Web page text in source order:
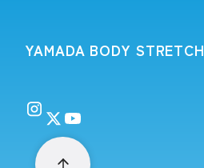
YAMADA BODY STRETCH